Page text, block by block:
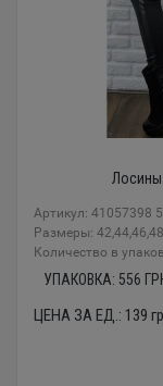
Лосины
Артикул: 41057398
Размеры: 42,44,46,48
Количество в
УПАКОВКА: 556
ЦЕНА ЗА ЕД.: 139